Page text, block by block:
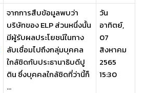
จากการสืบข้อมูลพบว่า
บริษัทของ ELP ส่วนหนึ่งนั้น
มีผู้รับผลประโยชน์ในทาง
ลับเชื่อมไปถึงกลุ่มบุคคล
ใกล้ชิดกับประธานาธิบดีปู
ติน ซึ่งบุคคลใกล้ชิดที่ว่านี้ก็
...
วัน
อาทิตย์,
07
สิงหาคม
2565
15:30